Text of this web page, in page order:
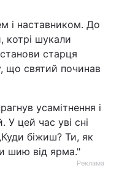
і наставником. До
котрі шукали
старця
що святий починав
усамітнення і
У цей час уві сні
біжиш? Ти, як
шию від ярма."
Реклама